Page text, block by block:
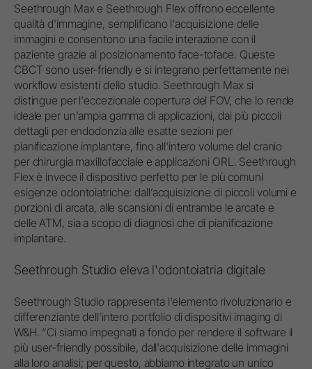
Seethrough Max e Seethrough Flex offrono eccellente
qualità d'immagine, semplificano l'acquisizione delle
immagini e consentono una facile interazione con il
paziente grazie al posizionamento face-toface. Queste
CBCT sono user-friendly e si integrano perfettamente nei
workflow esistenti dello studio. Seethrough Max si
distingue per l'eccezionale copertura del FOV, che lo rende
ideale per un'ampia gamma di applicazioni, dai più piccoli
dettagli per endodonzia alle esatte sezioni per
pianificazione implantare, fino all'intero volume del cranio
per chirurgia maxillofacciale e applicazioni ORL. Seethrough
Flex è invece il dispositivo perfetto per le più comuni
esigenze odontoiatriche: dall’acquisizione di piccoli volumi e
porzioni di arcata, alle scansioni di entrambe le arcate e
delle ATM, sia a scopo di diagnosi che di pianificazione
implantare.
Seethrough Studio eleva l'odontoiatria digitale
Seethrough Studio rappresenta l'elemento rivoluzionario e
differenziante dell'intero portfolio di dispositivi imaging di
W&H. “Ci siamo impegnati a fondo per rendere il software il
più user-friendly possibile, dall'acquisizione delle immagini
alla loro analisi; per questo, abbiamo integrato un unico